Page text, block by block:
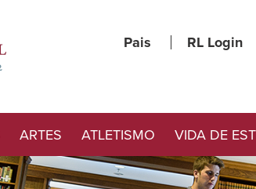
Pais RL Login
ARTES ATLETISMO VIDA DE